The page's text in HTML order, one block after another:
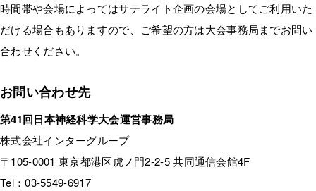
時間帯や会場によってはサテライト企画の会場としてご利用いた
だける場合もありますので、ご希望の方は大会事務局までお問い
合わせください。
お問い合わせ先
第41回日本神経科学大会運営事務局
株式会社インターグループ
〒105-0001 東京都港区虎ノ門2-2-5 共同通信会館4F
Tel：03-5549-6917